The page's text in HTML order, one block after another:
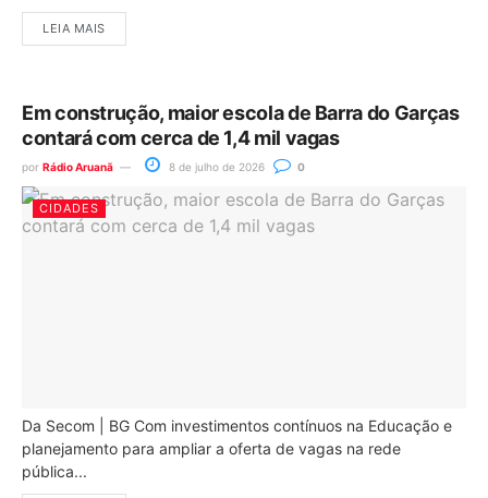
LEIA MAIS
Em construção, maior escola de Barra do Garças
contará com cerca de 1,4 mil vagas
por Rádio Aruanã 8 de julho de 2026 0
CIDADES
Da Secom | BG Com investimentos contínuos na Educação e
planejamento para ampliar a oferta de vagas na rede
pública...